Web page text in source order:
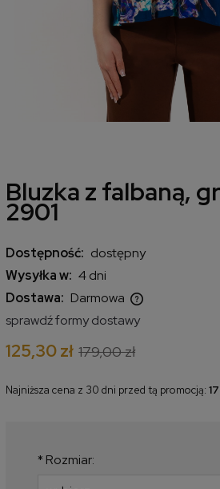
Bluzka z falbaną,
2901
Dostępność: dostępny
Wysyłka w: 4 dni
Dostawa: Darmowa
Cena nie zawiera ewentualnych
sprawdź formy dostawy
125,30 zł 179,00 zł
Najniższa cena z 30 dni przed tą promocją:
* Rozmiar: